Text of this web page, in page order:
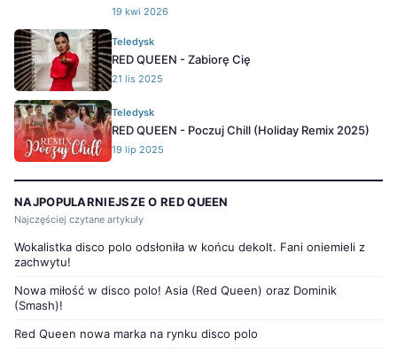
19 kwi 2026
Teledysk
RED QUEEN - Zabiorę Cię
21 lis 2025
Teledysk
RED QUEEN - Poczuj Chill (Holiday Remix 2025)
19 lip 2025
NAJPOPULARNIEJSZE O RED QUEEN
Najczęściej czytane artykuły
Wokalistka disco polo odsłoniła w końcu dekolt. Fani oniemieli z
zachwytu!
Nowa miłość w disco polo! Asia (Red Queen) oraz Dominik
(Smash)!
Red Queen nowa marka na rynku disco polo